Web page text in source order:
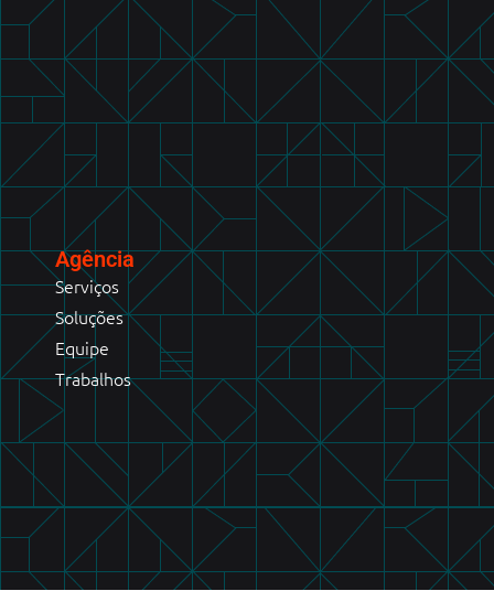
Agência
Serviços
Soluções
Equipe
Trabalhos